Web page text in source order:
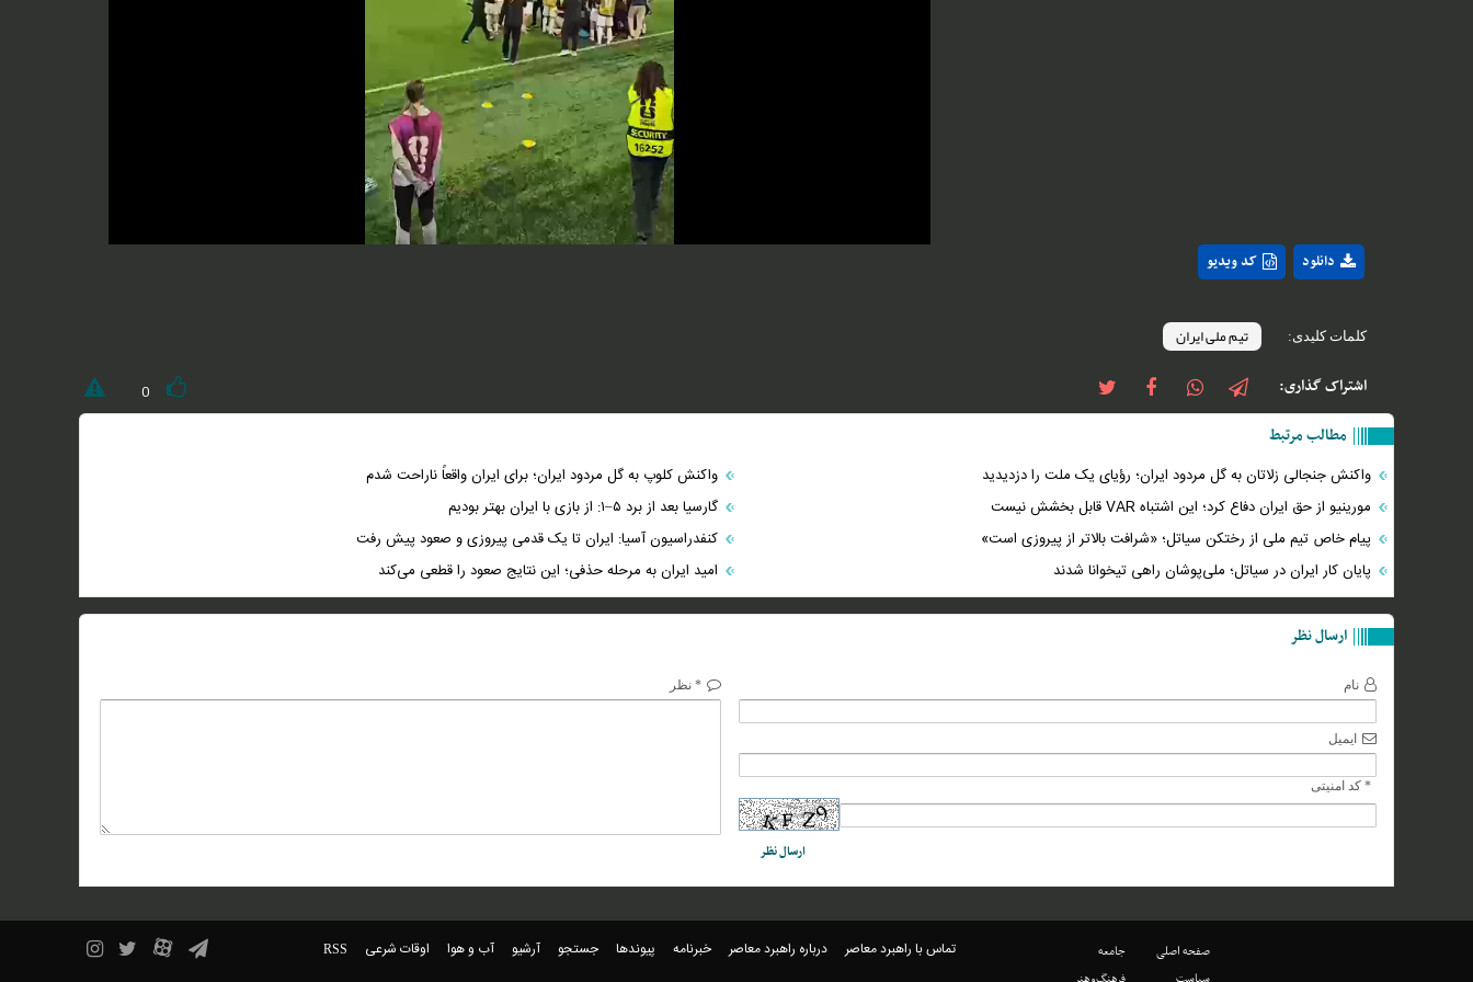
Video
کد ویدیو دانلود
کلمات کلیدی: تیم ملی ایران
اشتراک گذاری: 0
مطالب مرتبط
واکنش جنجالی زلاتان به گل مردود ایران؛ رؤیای یک ملت را دزدیدید
واکنش کلوپ به گل مردود ایران؛ برای ایران واقعاً ناراحت شدم
مورینیو از حق ایران دفاع کرد؛ این اشتباه VAR قابل بخشش نیست
گارسیا بعد از برد ۵–۱: از بازی با ایران بهتر بودیم
پیام خاص تیم ملی از رختکن سیاتل؛ «شرافت بالاتر از پیروزی است»
کنفدراسیون آسیا: ایران تا یک قدمی پیروزی و صعود پیش رفت
پایان کار ایران در سیاتل؛ ملی‌پوشان راهی تیخوانا شدند
امید ایران به مرحله حذفی؛ این نتایج صعود را قطعی می‌کند
ارسال نظر
نام
ایمیل
* کد امنیتی
* نظر
صفحه اصلی
جامعه
تماس با راهبرد معاصر درباره راهبرد معاصر خبرنامه پیوندها جستجو آرشیو آب و هوا اوقات شرعی RSS